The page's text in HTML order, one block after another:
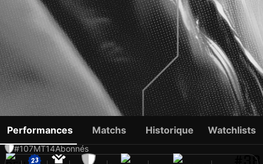
WINNERS OSAWE
#107MT14Abonnés
#38
Performances Matchs Historique Watchlists